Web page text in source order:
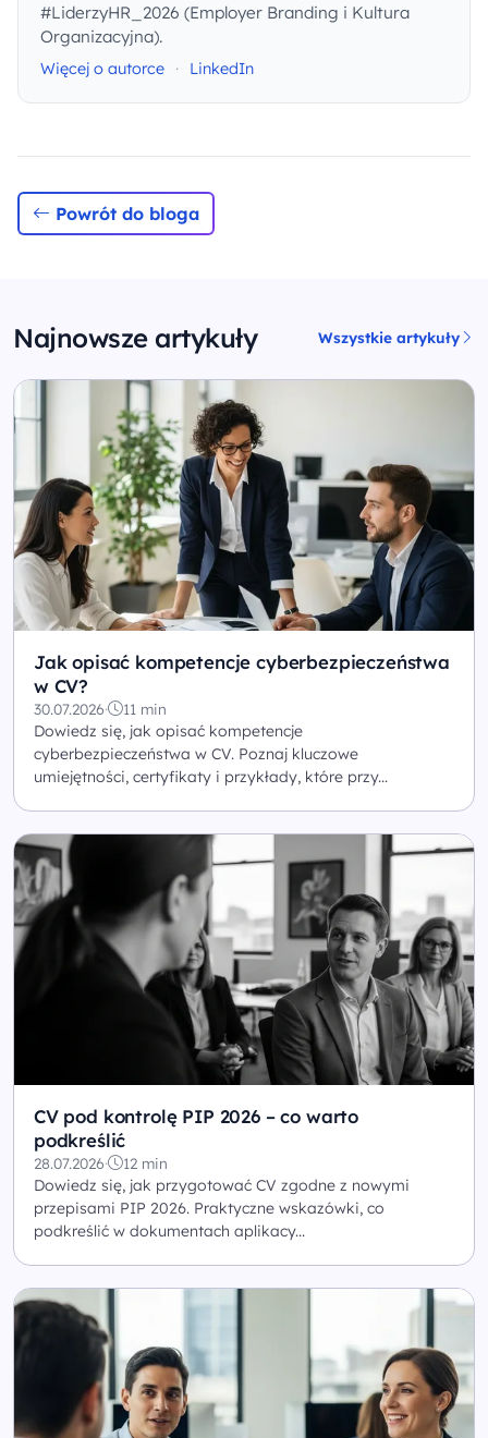
#LiderzyHR_2026 (Employer Branding i Kultura
Organizacyjna).
Więcej o autorce · LinkedIn
Powrót do bloga
Najnowsze artykuły Wszystkie artykuły
Jak opisać kompetencje cyberbezpieczeństwa
w CV?
30.07.2026· 11 min
Dowiedz się, jak opisać kompetencje
cyberbezpieczeństwa w CV. Poznaj kluczowe
umiejętności, certyfikaty i przykłady, które przy...
CV pod kontrolę PIP 2026 – co warto
podkreślić
28.07.2026· 12 min
Dowiedz się, jak przygotować CV zgodne z nowymi
przepisami PIP 2026. Praktyczne wskazówki, co
podkreślić w dokumentach aplikacy...